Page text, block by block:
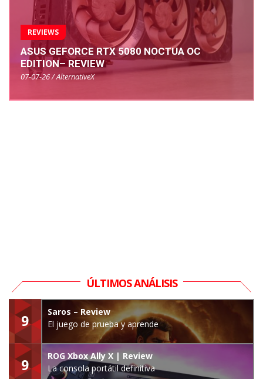
REVIEWS
ASUS GEFORCE RTX 5080 NOCTUA OC
EDITION– REVIEW
07-07-26 / AlternativeX
ÚLTIMOS ANÁLISIS
9
Saros – Review
El juego de prueba y aprende
9
ROG Xbox Ally X | Review
La consola portátil definitiva